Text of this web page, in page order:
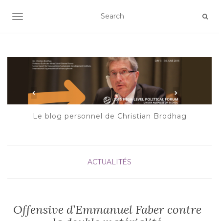
AFFICHER/MASQUER LA NAVIGATION
Le blog personnel de Christian Brodhag
ACTUALITÉS
Offensive d’Emmanuel Faber contre